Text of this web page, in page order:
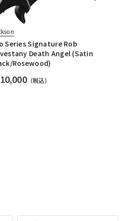
Series Signature Rob
Death Angel (Satin
Rosewood)
（税込）